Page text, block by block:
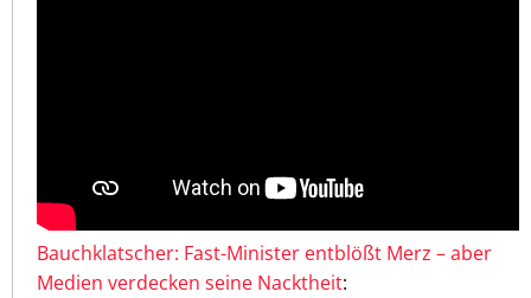
Bauchklatscher: Fast-Minister entblößt Merz – aber
Medien verdecken seine Nacktheit: